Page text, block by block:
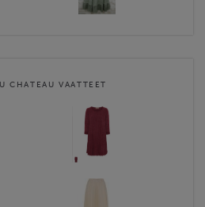
CHATEAU VAATTEET